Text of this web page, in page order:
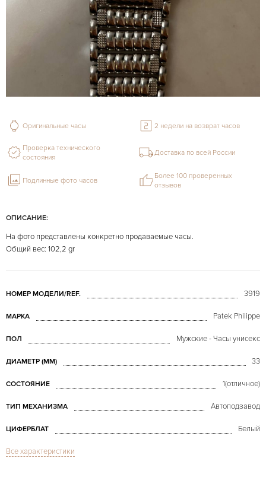
ОПИСАНИЕ:
На фото представлены конкретно продаваемые часы.
Общий вес: 102,2 gr
НОМЕР МОДЕЛИ/REF. 3919
МАРКА Patek Philippe
ПОЛ Мужские - Часы унисекс
ДИАМЕТР (MM) 33
СОСТОЯНИЕ 1(отличное)
ТИП МЕХАНИЗМА Автоподзавод
ЦИФЕРБЛАТ Белый
СТЕКЛО
Все характеристики
Оригинальные часы 2 недели на возврат часов
Проверка технического
состояния
Доставка по всей России
Подлинные фото часов
Более 100 проверенных
отзывов